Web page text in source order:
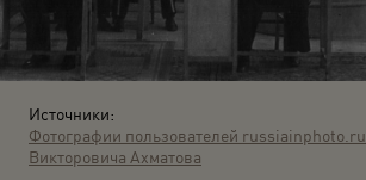
Источники:
Фотографии пользователей russiainphoto.ru
Викторовича Ахматова